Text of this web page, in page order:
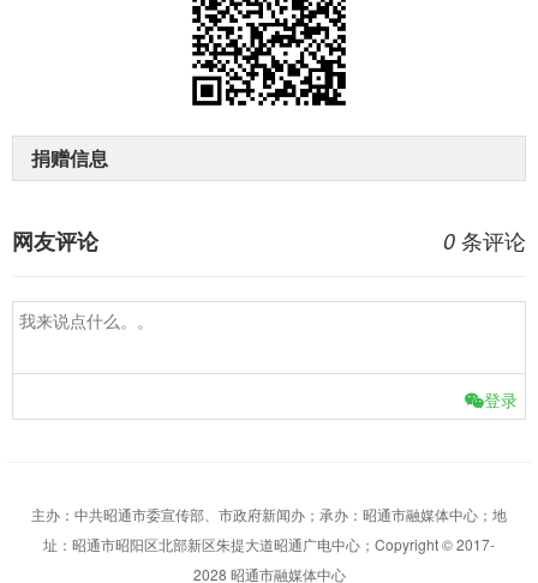
捐赠信息
0 条评论
网友评论
登录
主办：中共昭通市委宣传部、市政府新闻办；承办：昭通市融媒体中心；地
址：昭通市昭阳区北部新区朱提大道昭通广电中心；Copyright © 2017-
2028 昭通市融媒体中心